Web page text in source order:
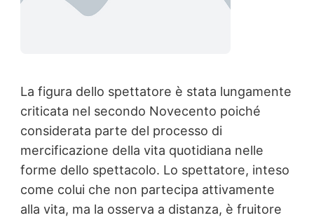
La figura dello spettatore è stata lungamente
criticata nel secondo Novecento poiché
considerata parte del processo di
mercificazione della vita quotidiana nelle
forme dello spettacolo. Lo spettatore, inteso
come colui che non partecipa attivamente
alla vita, ma la osserva a distanza, è fruitore